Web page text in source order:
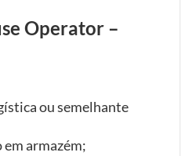
Operator –
ou semelhante
armazém;